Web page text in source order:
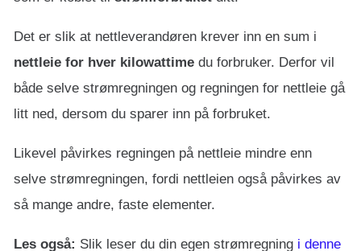
Det er slik at nettleverandøren krever inn en sum i
nettleie for hver kilowattime du forbruker. Derfor vil
både selve strømregningen og regningen for nettleie gå
litt ned, dersom du sparer inn på forbruket.
Likevel påvirkes regningen på nettleie mindre enn
selve strømregningen, fordi nettleien også påvirkes av
så mange andre, faste elementer.
Les også: Slik leser du din egen strømregning i denne